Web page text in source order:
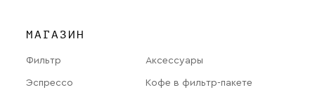
МАГАЗИН
Фильтр
Эспрессо
Аксессуары
Кофе в фильтр-пакете